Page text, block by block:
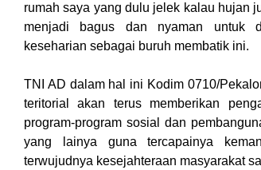
rumah saya yang dulu jelek kalau hujan
menjadi bagus dan nyaman untuk
keseharian sebagai buruh membatik ini.
TNI AD dalam hal ini Kodim 0710/
teritorial akan terus memberikan
program-program sosial dan
yang lainya guna tercapainya
terwujudnya kesejahteraan masyarakat